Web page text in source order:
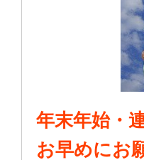
年末年始・
お早めにお